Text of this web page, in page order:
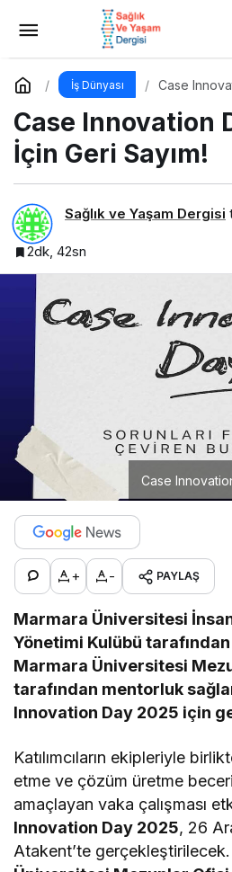
İş Dünyası
Case
Case Innovation
İçin Geri Sayım!
Sağlık ve Yaşam Dergisi
2dk, 42sn
Case
+ - PAYLAŞ
Marmara Üniversitesi
Yönetimi Kulübü
Marmara Üniversitesi
tarafından mentorluk
Innovation Day 2025 için
Katılımcıların ekipleriyle
etme ve çözüm üretme
amaçlayan vaka çalışması
Innovation Day 2025, 26
Atakent’te gerçekleştirilecek.
Değer Önerisi (UVP)
Faydaya Geçiş
Yorum Yap